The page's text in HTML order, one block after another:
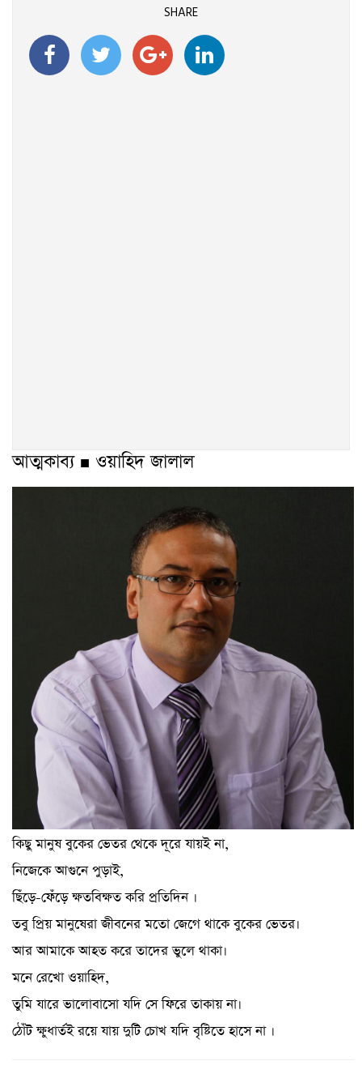
SHARE
আত্মকাব্য ■ ওয়াহিদ জালাল
কিছু মানুষ বুকের ভেতর থেকে দূরে যায়ই না,
নিজেকে আগুনে পুড়াই,
ছিঁড়ে-ফেঁড়ে ক্ষতবিক্ষত করি প্রতিদিন ।
তবু প্রিয় মানুষেরা জীবনের মতো জেগে থাকে বুকের ভেতর।
আর আমাকে আহত করে তাদের ভুলে থাকা।
মনে রেখো ওয়াহিদ,
তুমি যারে ভালোবাসো যদি সে ফিরে তাকায় না।
ঠোঁট ক্ষুধার্তই রয়ে যায় দুটি চোখ যদি বৃষ্টিতে হাসে না ।